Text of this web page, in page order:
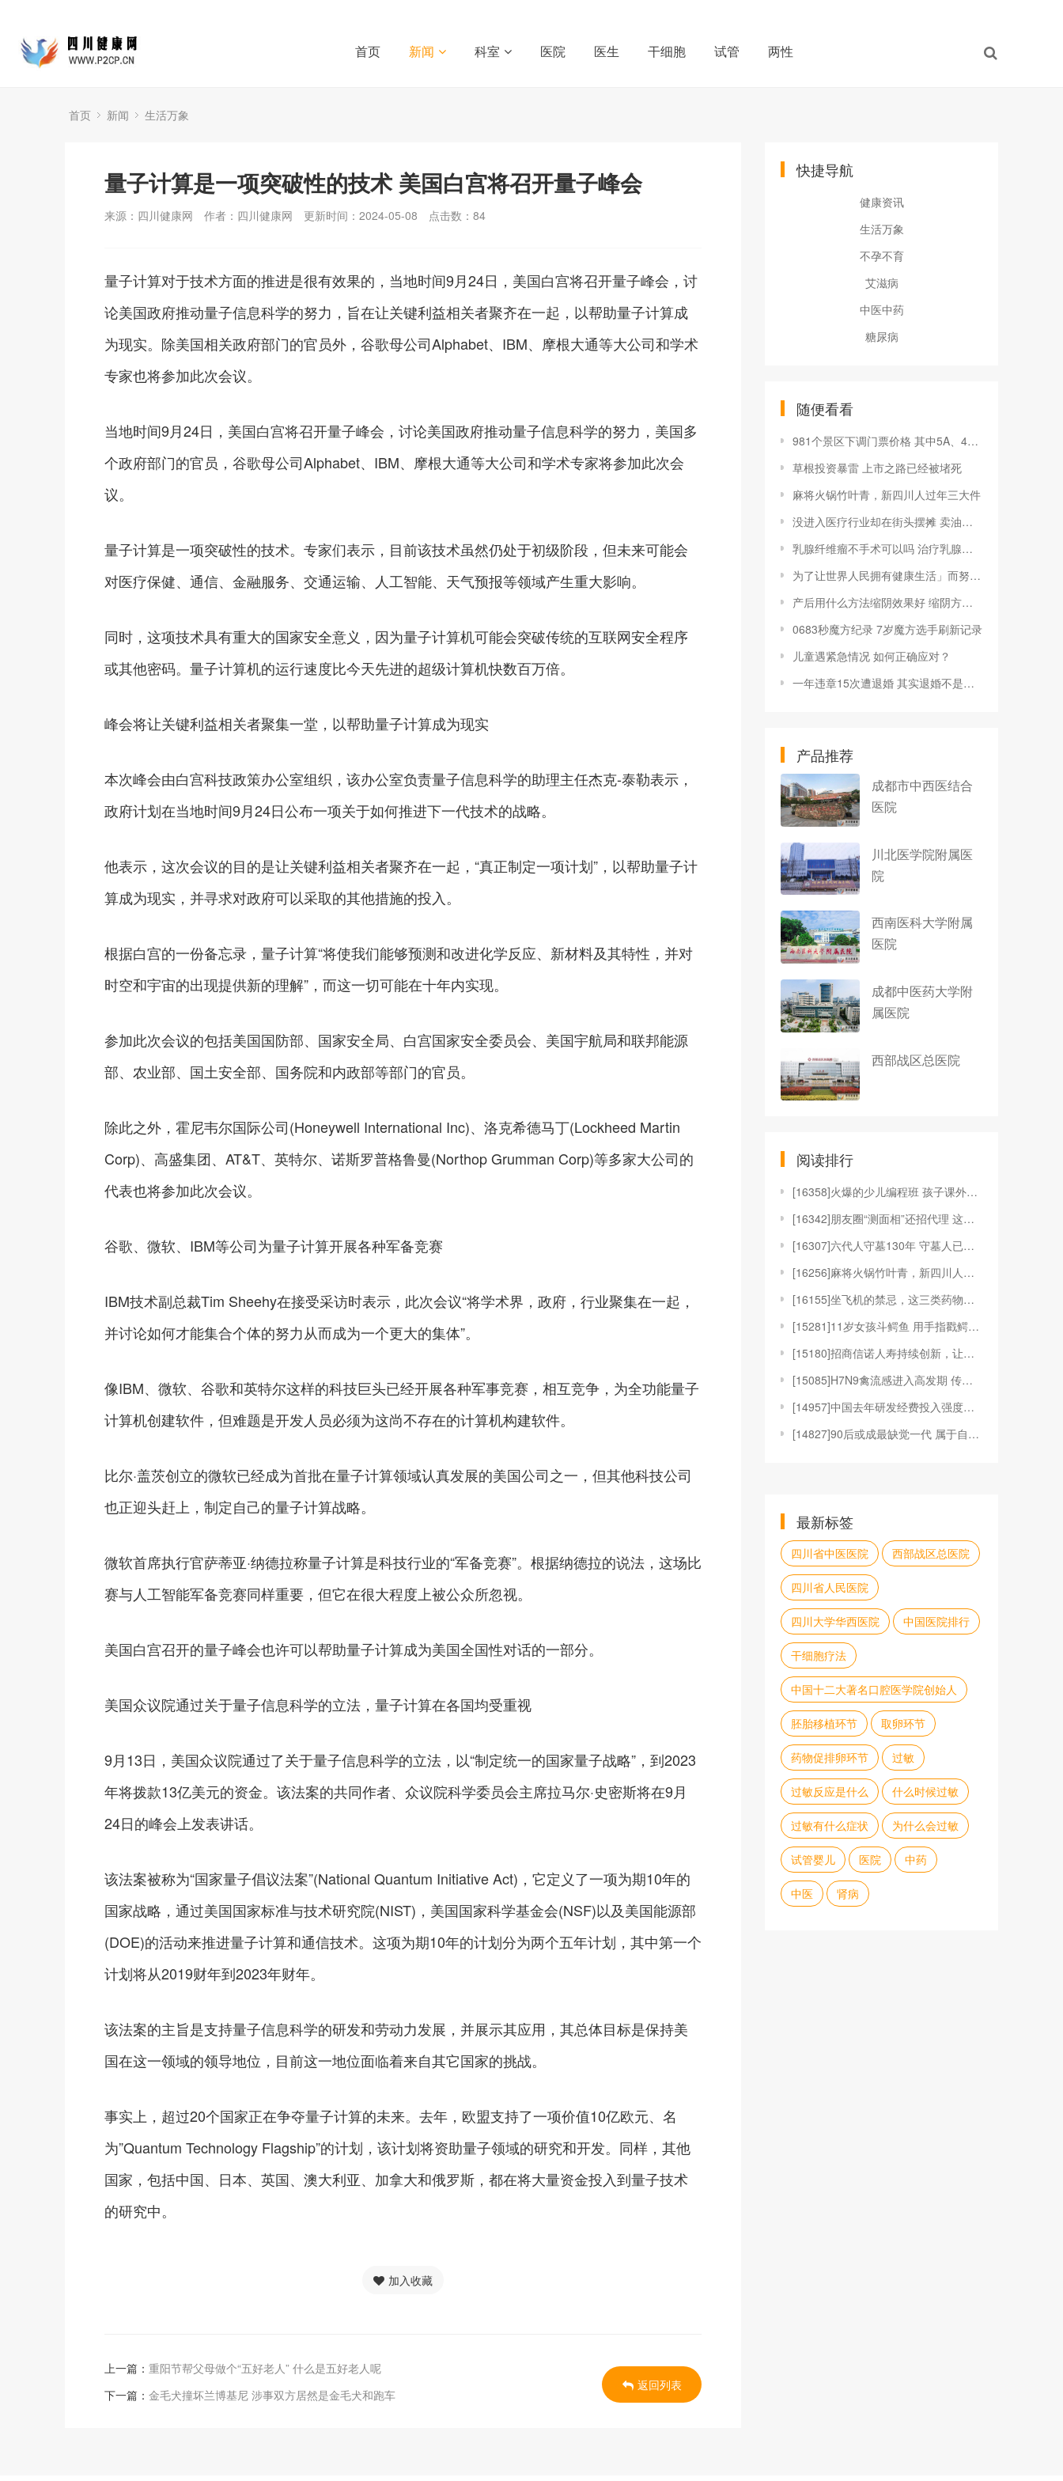
首页 新闻 科室 医院 医生 干细胞 试管 两性
首页 新闻 生活万象
量子计算是一项突破性的技术 美国白宫将召开量子峰会
来源：四川健康网 作者：四川健康网 更新时间：2024-05-08 点击数： 84
量子计算对于技术方面的推进是很有效果的，当地时间9月24日，美国白宫将召开量子峰会，讨
论美国政府推动量子信息科学的努力，旨在让关键利益相关者聚齐在一起，以帮助量子计算成
为现实。除美国相关政府部门的官员外，谷歌母公司Alphabet、IBM、摩根大通等大公司和学术
专家也将参加此次会议。
当地时间9月24日，美国白宫将召开量子峰会，讨论美国政府推动量子信息科学的努力，美国多
个政府部门的官员，谷歌母公司Alphabet、IBM、摩根大通等大公司和学术专家将参加此次会
议。
量子计算是一项突破性的技术。专家们表示，目前该技术虽然仍处于初级阶段，但未来可能会
对医疗保健、通信、金融服务、交通运输、人工智能、天气预报等领域产生重大影响。
同时，这项技术具有重大的国家安全意义，因为量子计算机可能会突破传统的互联网安全程序
或其他密码。量子计算机的运行速度比今天先进的超级计算机快数百万倍。
峰会将让关键利益相关者聚集一堂，以帮助量子计算成为现实
本次峰会由白宫科技政策办公室组织，该办公室负责量子信息科学的助理主任杰克-泰勒表示，
政府计划在当地时间9月24日公布一项关于如何推进下一代技术的战略。
他表示，这次会议的目的是让关键利益相关者聚齐在一起，“真正制定一项计划”，以帮助量子计
算成为现实，并寻求对政府可以采取的其他措施的投入。
根据白宫的一份备忘录，量子计算“将使我们能够预测和改进化学反应、新材料及其特性，并对
时空和宇宙的出现提供新的理解”，而这一切可能在十年内实现。
参加此次会议的包括美国国防部、国家安全局、白宫国家安全委员会、美国宇航局和联邦能源
部、农业部、国土安全部、国务院和内政部等部门的官员。
除此之外，霍尼韦尔国际公司(Honeywell International Inc)、洛克希德马丁(Lockheed Martin
Corp)、高盛集团、AT&T、英特尔、诺斯罗普格鲁曼(Northop Grumman Corp)等多家大公司的
代表也将参加此次会议。
谷歌、微软、IBM等公司为量子计算开展各种军备竞赛
IBM技术副总裁Tim Sheehy在接受采访时表示，此次会议“将学术界，政府，行业聚集在一起，
并讨论如何才能集合个体的努力从而成为一个更大的集体”。
像IBM、微软、谷歌和英特尔这样的科技巨头已经开展各种军事竞赛，相互竞争，为全功能量子
计算机创建软件，但难题是开发人员必须为这尚不存在的计算机构建软件。
比尔·盖茨创立的微软已经成为首批在量子计算领域认真发展的美国公司之一，但其他科技公司
也正迎头赶上，制定自己的量子计算战略。
微软首席执行官萨蒂亚·纳德拉称量子计算是科技行业的“军备竞赛”。根据纳德拉的说法，这场比
赛与人工智能军备竞赛同样重要，但它在很大程度上被公众所忽视。
美国白宫召开的量子峰会也许可以帮助量子计算成为美国全国性对话的一部分。
美国众议院通过关于量子信息科学的立法，量子计算在各国均受重视
9月13日，美国众议院通过了关于量子信息科学的立法，以“制定统一的国家量子战略”，到2023
年将拨款13亿美元的资金。该法案的共同作者、众议院科学委员会主席拉马尔·史密斯将在9月
24日的峰会上发表讲话。
该法案被称为“国家量子倡议法案”(National Quantum Initiative Act)，它定义了一项为期10年的
国家战略，通过美国国家标准与技术研究院(NIST)，美国国家科学基金会(NSF)以及美国能源部
(DOE)的活动来推进量子计算和通信技术。这项为期10年的计划分为两个五年计划，其中第一个
计划将从2019财年到2023年财年。
该法案的主旨是支持量子信息科学的研发和劳动力发展，并展示其应用，其总体目标是保持美
国在这一领域的领导地位，目前这一地位面临着来自其它国家的挑战。
事实上，超过20个国家正在争夺量子计算的未来。去年，欧盟支持了一项价值10亿欧元、名
为”Quantum Technology Flagship”的计划，该计划将资助量子领域的研究和开发。同样，其他
国家，包括中国、日本、英国、澳大利亚、加拿大和俄罗斯，都在将大量资金投入到量子技术
的研究中。
加入收藏
上一篇： 重阳节帮父母做个“五好老人” 什么是五好老人呢
下一篇： 金毛犬撞坏兰博基尼 涉事双方居然是金毛犬和跑车
返回列表
快捷导航
健康资讯
生活万象
不孕不育
艾滋病
中医中药
糖尿病
随便看看
981个景区下调门票价格 其中5A、4A级景区占比超过7成
草根投资暴雷 上市之路已经被堵死
麻将火锅竹叶青，新四川人过年三大件
没进入医疗行业却在街头摆摊 卖油条年入30万
乳腺纤维瘤不手术可以吗 治疗乳腺纤维瘤的偏方
为了让世界人民拥有健康生活」而努力的韩国人气明星品牌 HLSCIENCE
产后用什么方法缩阴效果好 缩阴方法该如何选择
0683秒魔方纪录 7岁魔方选手刷新记录
儿童遇紧急情况 如何正确应对？
一年违章15次遭退婚 其实退婚不是目的
产品推荐
成都市中西医结合
医院
川北医学院附属医
院
西南医科大学附属
医院
成都中医药大学附
属医院
西部战区总医院
阅读排行
[16358]火爆的少儿编程班 孩子课外培训课程表里
[16342]朋友圈“测面相”还招代理 这安全可靠
[16307]六代人守墓130年 守墓人已经传了6
[16256]麻将火锅竹叶青，新四川人过年三大件
[16155]坐飞机的禁忌，这三类药物千万不能吃！
[15281]11岁女孩斗鳄鱼 用手指戳鳄鱼眼睛解救朋
[15180]招商信诺人寿持续创新，让保险不止于保障
[15085]H7N9禽流感进入高发期 传播渠道、预防
[14957]中国去年研发经费投入强度创新高 东部地
[14827]90后或成最缺觉一代 属于自己的时间
最新标签
四川省中医医院 西部战区总医院
四川省人民医院
四川大学华西医院 中国医院排行
干细胞疗法
中国十二大著名口腔医学院创始人
胚胎移植环节 取卵环节
药物促排卵环节 过敏
过敏反应是什么 什么时候过敏
过敏有什么症状 为什么会过敏
试管婴儿 医院 中药
中医 肾病